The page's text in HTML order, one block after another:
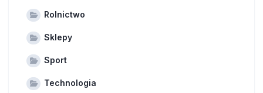
Rolnictwo
Sklepy
Sport
Technologia